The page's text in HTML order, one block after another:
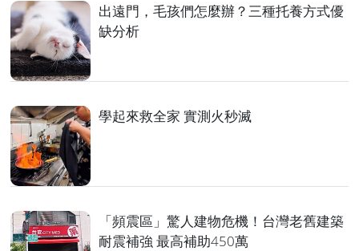
出遠門，毛孩們怎麼辦？三種托養方式優
缺分析
學起來救全家 實測火秒滅
「頻震區」驚人建物危機！台灣老舊建築
耐震補強 最高補助450萬